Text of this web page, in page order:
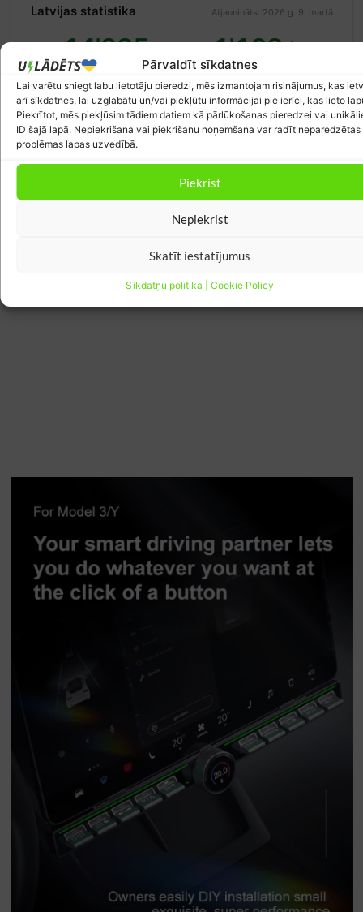
Pārvaldīt sīkdatnes
Lai varētu sniegt labu lietotāju pieredzi, mēs izmantojam risinājumus, kas
arī sīkdatnes, lai uzglabātu un/vai piekļūtu informācijai pie ierīci, kas lieto
Piekrītot, mēs piekļūsim tādiem datiem kā pārlūkošanas pieredzei vai
ID šajā lapā. Nepiekrišana vai piekrišanu noņemšana var radīt neparedzētas
problēmas lapas uzvedībā.
Piekrist
Nepiekrist
Skatīt iestatījumus
Sīkdatņu politika | Cookie Policy
Latvijas statistika Atjaunināts: 2026.g. 9. martā
14'385
elektroauto Latvijā
Avots:CSDD
1'168
ātrās uzlādes stacijas
Avots: Eiropas alternatīvo degvielu
observatorija